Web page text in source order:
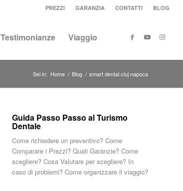
PREZZI GARANZIA CONTATTI BLOG
Testimonianze Viaggio
Sei in: Home / Blog / smart dental cluj napoca
Guida Passo Passo al Turismo
Dentale
Come richiedere un preventivo? Come
Comparare i Prezzi? Quali Garanzie? Come
scegliere? Cosa Valutare per scegliere? In
caso di problemi? Come organizzare il viaggio?